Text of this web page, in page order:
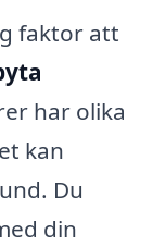
faktor att
har olika
kan
Du
din